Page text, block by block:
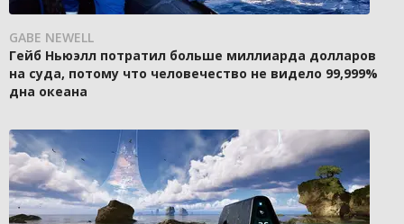
GABE NEWELL
Гейб Ньюэлл потратил больше миллиарда долларов
на суда, потому что человечество не видело 99,999%
дна океана